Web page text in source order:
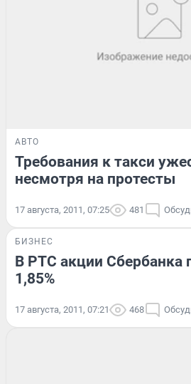
АВТО
Требования к такси
несмотря на протесты
17 августа, 2011, 07:25 481
БИЗНЕС
В РТС акции Сбербанка
1,85%
17 августа, 2011, 07:21 468